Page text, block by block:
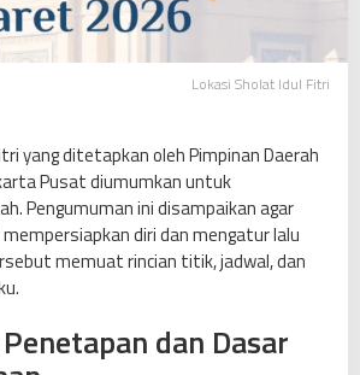
Lokasi Sholat Idul Fitri
yang ditetapkan oleh Pimpinan Daerah
Pusat diumumkan untuk
Pengumuman ini disampaikan agar
diri dan mengatur lalu
memuat rincian titik, jadwal, dan
dan Dasar